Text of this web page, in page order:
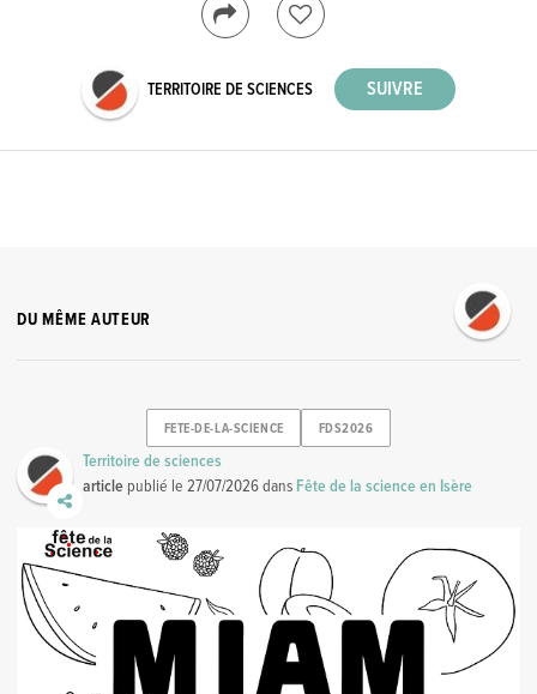
TERRITOIRE DE SCIENCES
DU MÊME AUTEUR
FETE-DE-LA-SCIENCE FDS2026
Territoire de sciences
article publié le27/07/2026dans Fête de la science en Isère